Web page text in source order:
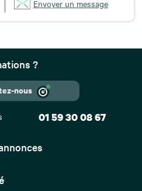
Envoyer un message
?
nous
01 59 30 08 67